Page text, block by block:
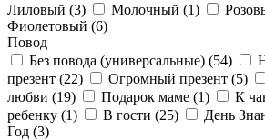
Лиловый (3) Молочный (1)
Фиолетовый (6)
Повод
Без повода (универсальные) (54)
презент (22) Огромный презент (5)
любви (19) Подарок маме (1) К
ребенку (1) В гости (25) День
Год (3)